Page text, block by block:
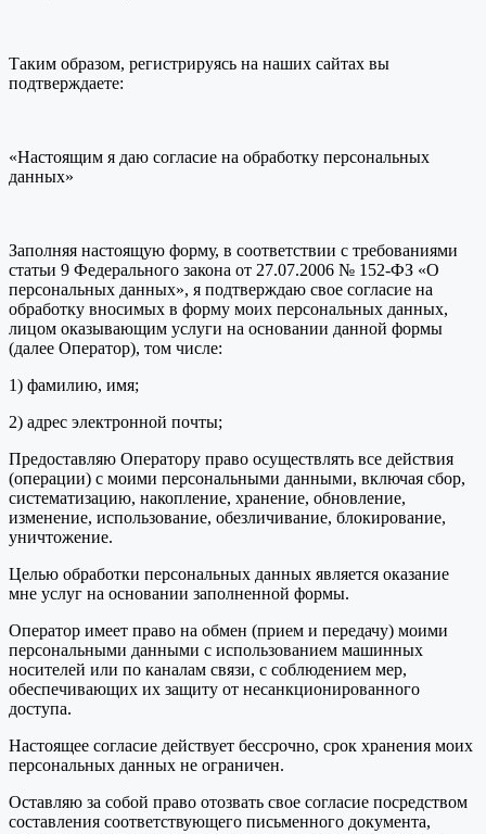
Таким образом, регистрируясь на наших сайтах вы
подтверждаете:
«Настоящим я даю согласие на обработку персональных
данных»
Заполняя настоящую форму, в соответствии с требованиями
статьи 9 Федерального закона от 27.07.2006 № 152-ФЗ «О
персональных данных», я подтверждаю свое согласие на
обработку вносимых в форму моих персональных данных,
лицом оказывающим услуги на основании данной формы
(далее Оператор), том числе:
1) фамилию, имя;
2) адрес электронной почты;
Предоставляю Оператору право осуществлять все действия
(операции) с моими персональными данными, включая сбор,
систематизацию, накопление, хранение, обновление,
изменение, использование, обезличивание, блокирование,
уничтожение.
Целью обработки персональных данных является оказание
мне услуг на основании заполненной формы.
Оператор имеет право на обмен (прием и передачу) моими
персональными данными с использованием машинных
носителей или по каналам связи, с соблюдением мер,
обеспечивающих их защиту от несанкционированного
доступа.
Настоящее согласие действует бессрочно, срок хранения моих
персональных данных не ограничен.
Оставляю за собой право отозвать свое согласие посредством
составления соответствующего письменного документа,